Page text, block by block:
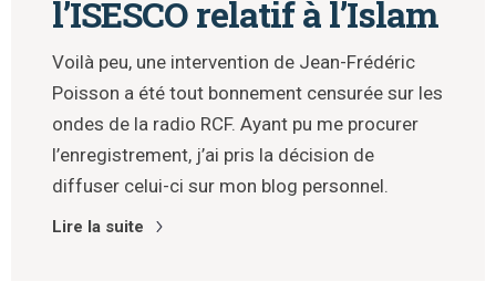
l’ISESCO relatif à l’Islam
Voilà peu, une intervention de Jean-Frédéric
Poisson a été tout bonnement censurée sur les
ondes de la radio RCF. Ayant pu me procurer
l’enregistrement, j’ai pris la décision de
diffuser celui-ci sur mon blog personnel.
Lire la suite